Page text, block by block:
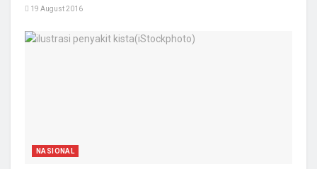
19 August 2016
NASIONAL